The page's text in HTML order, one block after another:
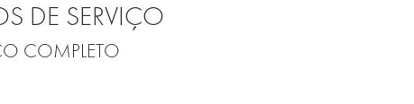
DE SERVIÇO
COMPLETO